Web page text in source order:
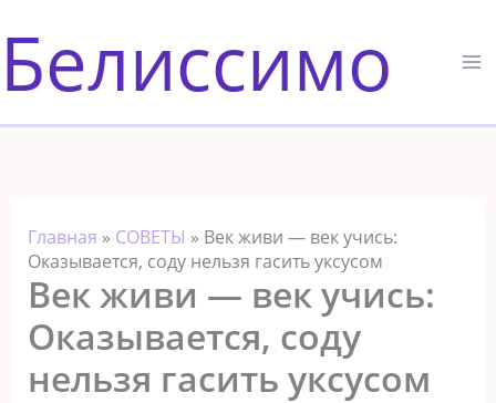
к
содержимому
Белиссимо
Главная » СОВЕТЫ » Век живи — век учись:
Оказывается, соду нельзя гасить уксусом
Век живи — век учись:
Оказывается, соду
нельзя гасить уксусом